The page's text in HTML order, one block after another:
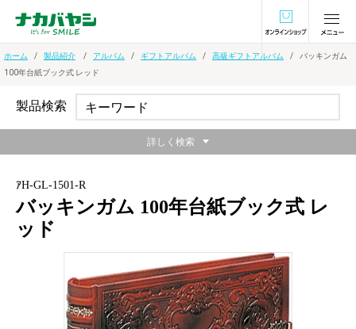
オンラインショ
ホーム 製品紹介 アルバム ギフトアルバム 高級ギフトアルバム
バッキンガム
100年台紙ブック式 レッド
ｱH-GL-1501-R
バッキンガム 100年台紙ブック式 レ
ッド
製品検索
詳しく検索